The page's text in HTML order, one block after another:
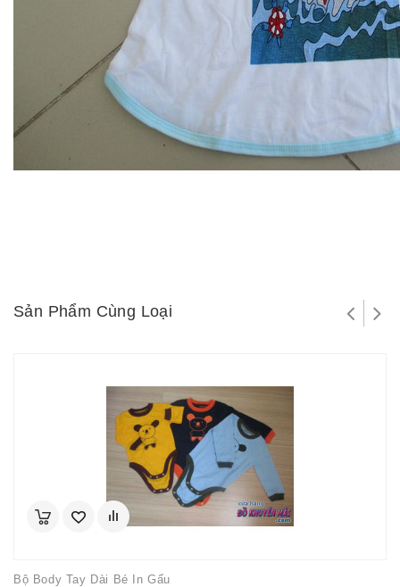
Sản Phẩm Cùng Loại
Bộ Body Tay Dài Bé In Gấu